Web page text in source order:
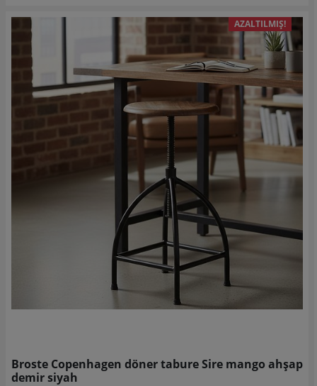
AZALTILMIŞ!
Broste Copenhagen döner tabure Sire mango ahşap
demir siyah